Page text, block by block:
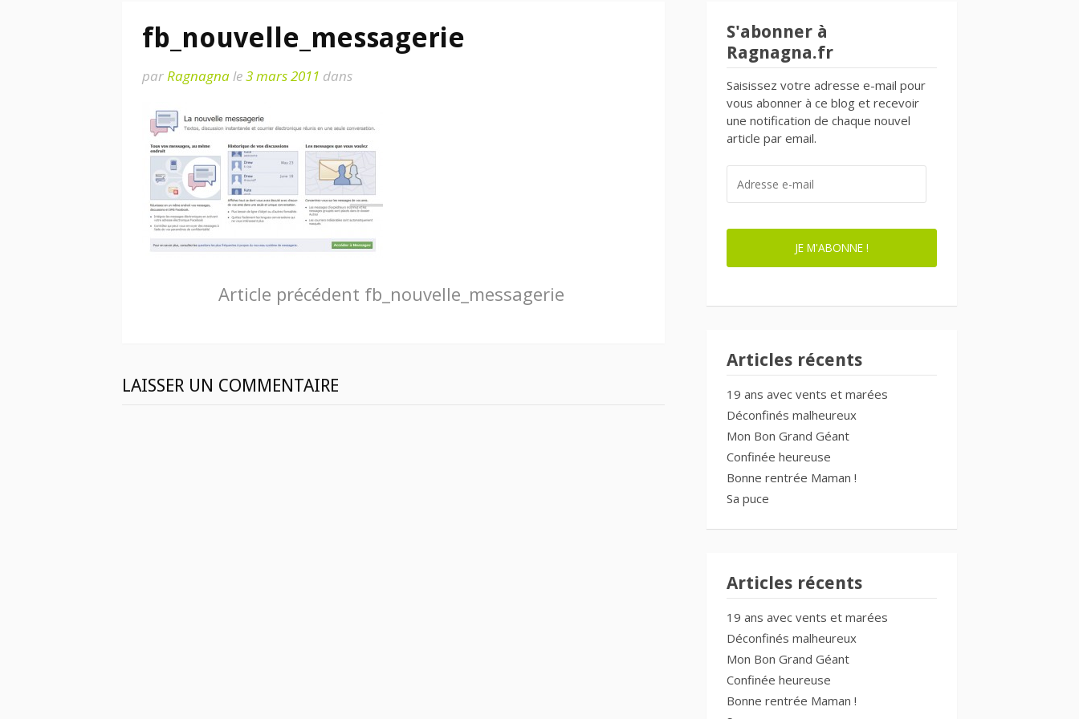
fb_nouvelle_messagerie
parRagnagnale3 mars 2011 dans
Article précédent fb_nouvelle_messagerie
LAISSER UN COMMENTAIRE
S'abonner à
Ragnagna.fr
Saisissez votre adresse e-mail pour
vous abonner à ce blog et recevoir
une notification de chaque nouvel
article par email.
MAIL
JE M'ABONNE !
Articles récents
19 ans avec vents et marées
Déconfinés malheureux
Mon Bon Grand Géant
Confinée heureuse
Bonne rentrée Maman !
Sa puce
Articles récents
19 ans avec vents et marées
Déconfinés malheureux
Mon Bon Grand Géant
Confinée heureuse
Bonne rentrée Maman !